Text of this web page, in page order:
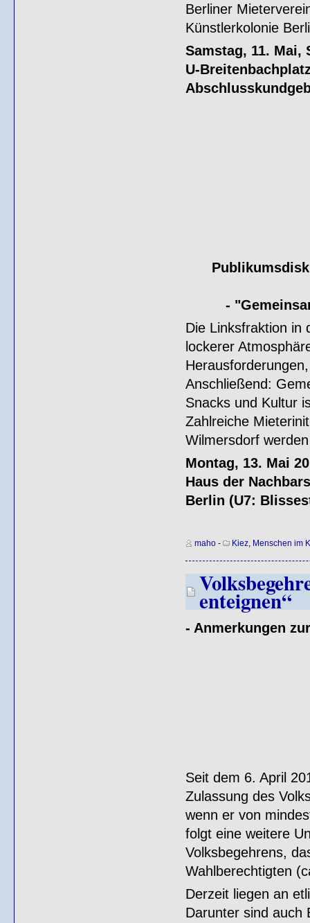
Berliner
Künstlerkolonie
Samstag, 11. Mai,
U-
-
Die Linksfraktion in
lockerer
Anschließend:
Snacks und Kultur
Zahlreiche
Wilmersdorf
Montag, 13. Mai
Haus der
Berlin (U7:
maho- Kiez, Menschen im
enteignen“
- Anmerkungen
Seit dem 6. April
Zulassung des
wenn er von
folgt eine weitere
Volksbegehrens,
Wahlberechtigten
Derzeit liegen an
Darunter sind auch